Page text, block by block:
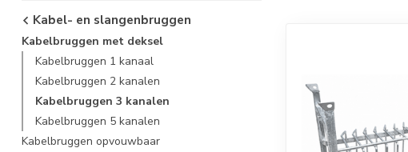
Kabel- en slangenbruggen
Kabelbruggen met deksel
Kabelbruggen 1 kanaal
Kabelbruggen 2 kanalen
Kabelbruggen 3 kanalen
Kabelbruggen 5 kanalen
Kabelbruggen opvouwbaar